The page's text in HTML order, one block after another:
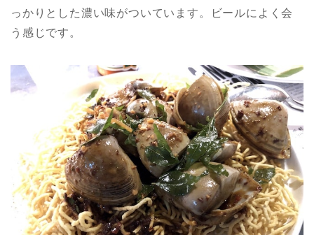
っかりとした濃い味がついています。ビールによく会
う感じです。